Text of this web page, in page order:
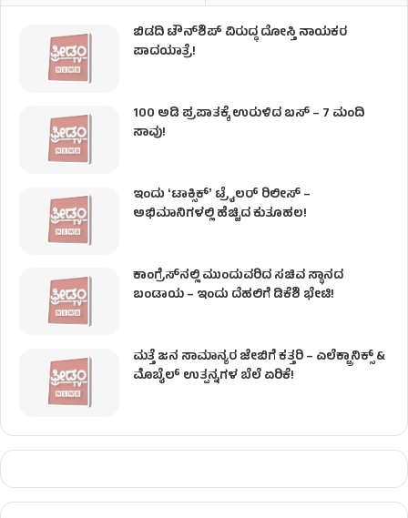
ಬಿಡದಿ ಟೌನ್‌ಶಿಪ್‌ ವಿರುದ್ಧ ದೋಸ್ತಿ ನಾಯಕರ
ಪಾದಯಾತ್ರೆ!
100 ಅಡಿ ಪ್ರಪಾತಕ್ಕೆ ಉರುಳಿದ ಬಸ್‌ – 7 ಮಂದಿ
ಸಾವು!
ಇಂದು ʻಟಾಕ್ಸಿಕ್ʼ ಟ್ರೈಲರ್ ರಿಲೀಸ್‌ –
ಅಭಿಮಾನಿಗಳಲ್ಲಿ ಹೆಚ್ಚಿದ ಕುತೂಹಲ!
ಕಾಂಗ್ರೆಸ್​ನಲ್ಲಿ ಮುಂದುವರಿದ ಸಚಿವ ಸ್ಥಾನದ
ಬಂಡಾಯ – ಇಂದು ದೆಹಲಿಗೆ ಡಿಕೆಶಿ ಭೇಟಿ!
ಮತ್ತೆ ಜನ ಸಾಮಾನ್ಯರ ಜೇಬಿಗೆ ಕತ್ತರಿ – ಎಲೆಕ್ಟ್ರಾನಿಕ್ಸ್ &
ಮೊಬೈಲ್ ಉತ್ಪನ್ನಗಳ ಬೆಲೆ ಏರಿಕೆ!